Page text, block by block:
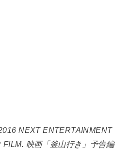
NEXT ENTERTAINMENT
映画「釜山行き」予告編